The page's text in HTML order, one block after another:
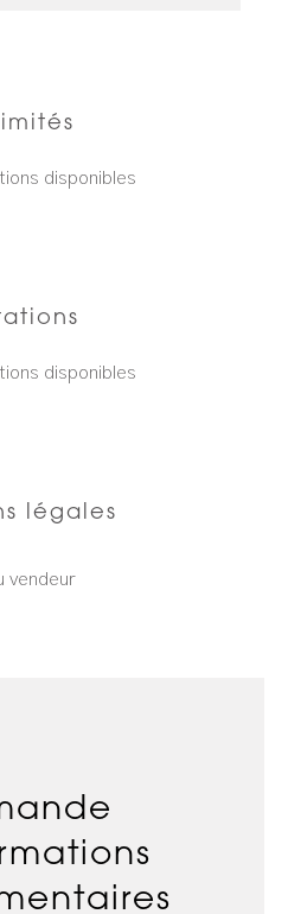
disponibles
disponibles
légales
vendeur